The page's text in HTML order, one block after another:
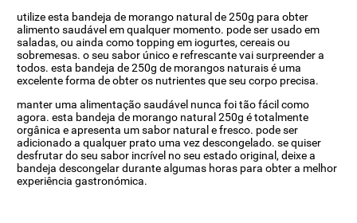
utilize esta bandeja de morango natural de 250g para obter
alimento saudável em qualquer momento. pode ser usado em
saladas, ou ainda como topping em iogurtes, cereais ou
sobremesas. o seu sabor único e refrescante vai surpreender a
todos. esta bandeja de 250g de morangos naturais é uma
excelente forma de obter os nutrientes que seu corpo precisa.
manter uma alimentação saudável nunca foi tão fácil como
agora. esta bandeja de morango natural 250g é totalmente
orgânica e apresenta um sabor natural e fresco. pode ser
adicionado a qualquer prato uma vez descongelado. se quiser
desfrutar do seu sabor incrível no seu estado original, deixe a
bandeja descongelar durante algumas horas para obter a melhor
experiência gastronómica.